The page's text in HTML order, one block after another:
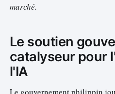
marché.
Le soutien
catalyseur pour
l'IA